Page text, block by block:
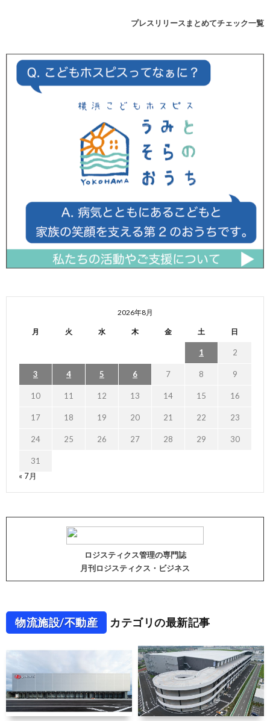
プレスリリースまとめてチェック一覧
2026年8月
月 火 水 木 金 土 日
1 2
3 4 5 6 7 8 9
10 11 12 13 14 15 16
17 18 19 20 21 22 23
24 25 26 27 28 29 30
31
« 7月
ロジスティクス管理の専門誌
月刊ロジスティクス・ビジネス
物流施設/不動産 カテゴリの最新記事